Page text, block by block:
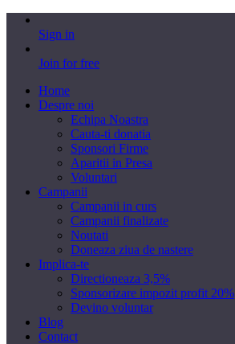
Sign in
Join for free
Home
Despre noi
Echipa Noastra
Cauta-ti donatia
Sponsori Firme
Aparitii in Presa
Voluntari
Campanii
Campanii in curs
Campanii finalizate
Noutati
Doneaza ziua de nastere
Implica-te
Directioneaza 3,5%
Sponsorizare impozit profit 20%
Devino voluntar
Blog
Contact